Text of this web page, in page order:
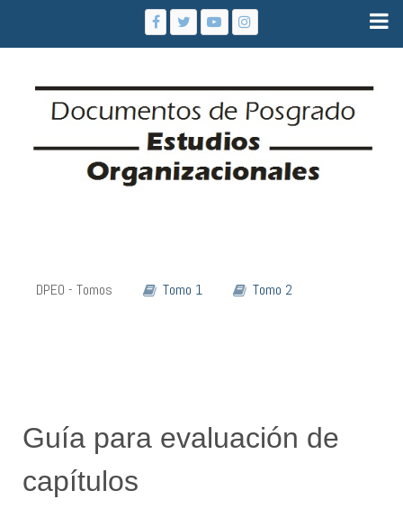
DPEO - Tomos Tomo 1 Tomo 2
Guía para evaluación de
capítulos